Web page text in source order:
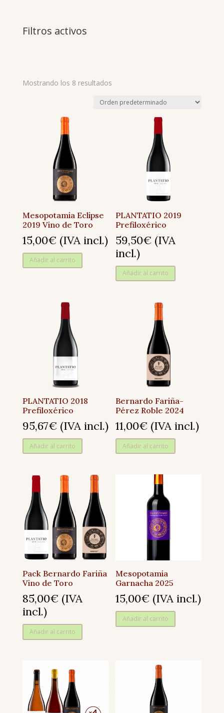
Filtros activos
Mostrando los 8 resultados
Mesopotamia Eclipse
2019 Vino de Toro
15,00€ (IVA incl.)
Añadir al carrito
PLANTATIO 2019
Prefiloxérico
59,50€ (IVA
incl.)
Añadir al carrito
PLANTATIO 2018
Prefiloxérico
95,67€ (IVA incl.)
Añadir al carrito
Bernardo Fariña-
Pérez Roble 2024
11,00€ (IVA incl.)
Añadir al carrito
Pack Bernardo Fariña
Vino de Toro
85,00€ (IVA
incl.)
Añadir al carrito
Mesopotamia
Garnacha 2025
15,00€ (IVA incl.)
Añadir al carrito